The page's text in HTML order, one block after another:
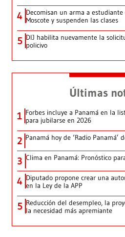
4 Decomisan un arma a
Moscote y suspenden las clases
5 DIJ habilita nuevamente la
policivo
Últimas
1 Forbes incluye a Panamá en la
para jubilarse en 2026
2 Panamá hoy de ‘Radio Panamá’
3 Clima en Panamá: Pronóstico
4 Diputado propone crear una
en la Ley de la APP
5 Reducción del desempleo, la
la necesidad más apremiante